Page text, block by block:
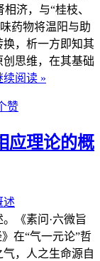
济，与“桂枝、
药物将温阳与助
换，析一方即知其
思维，在其基础
续阅读 »
赞
应理论的概
《素问·六微旨
在“气一元论”哲
，人之生命源自